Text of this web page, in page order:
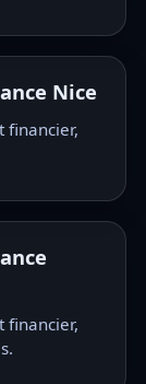
Nice
financier,
financier,